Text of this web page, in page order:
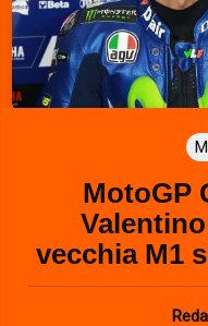
MotoGP
vecchia M1